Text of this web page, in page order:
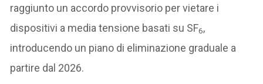
raggiunto un accordo provvisorio per vietare i
dispositivi a media tensione basati su SF6,
introducendo un piano di eliminazione graduale a
partire dal 2026.